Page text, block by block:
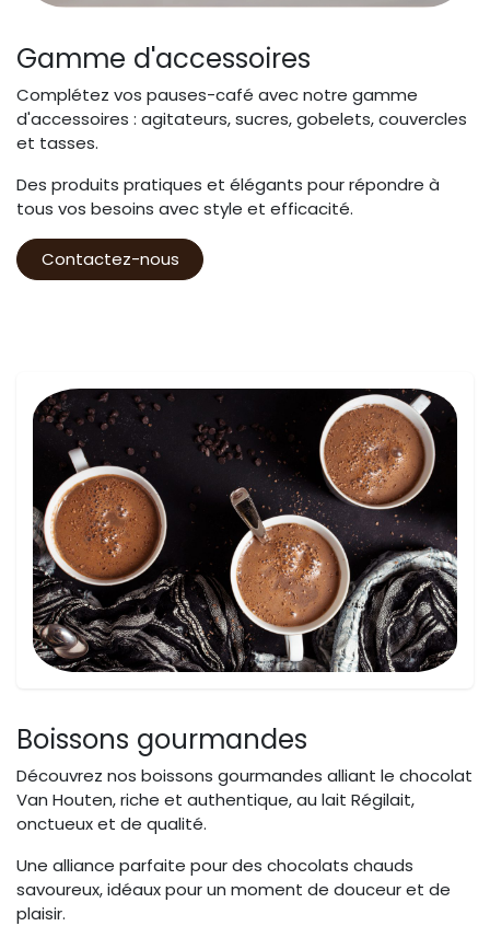
Gamme d'accessoires
Complétez vos pauses-café avec notre gamme
d'accessoires : agitateurs, sucres, gobelets, couvercles
et tasses.
Des produits pratiques et élégants pour répondre à
tous vos besoins avec style et efficacité.
Contactez-nous
Boissons gourmandes
Découvrez nos boissons gourmandes alliant le chocolat
Van Houten, riche et authentique, au lait Régilait,
onctueux et de qualité.
Une alliance parfaite pour des chocolats chauds
savoureux, idéaux pour un moment de douceur et de
plaisir.